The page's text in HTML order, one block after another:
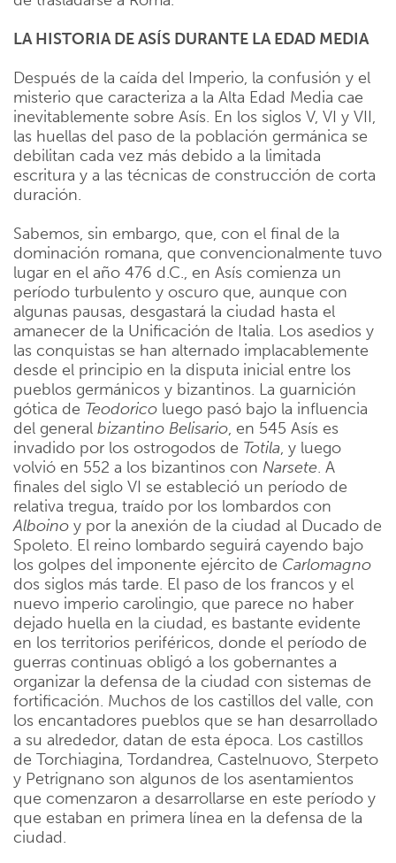
LA HISTORIA DE ASÍS DURANTE LA EDAD MEDIA
Después de la caída del Imperio, la confusión y el
misterio que caracteriza a la Alta Edad Media cae
inevitablemente sobre Asís. En los siglos V, VI y VII,
las huellas del paso de la población germánica se
debilitan cada vez más debido a la limitada
escritura y a las técnicas de construcción de corta
duración.
Sabemos, sin embargo, que, con el final de la
dominación romana, que convencionalmente tuvo
lugar en el año 476 d.C., en Asís comienza un
período turbulento y oscuro que, aunque con
algunas pausas, desgastará la ciudad hasta el
amanecer de la Unificación de Italia. Los asedios y
las conquistas se han alternado implacablemente
desde el principio en la disputa inicial entre los
pueblos germánicos y bizantinos. La guarnición
gótica de Teodorico luego pasó bajo la influencia
del general bizantino Belisario, en 545 Asís es
invadido por los ostrogodos de Totila, y luego
volvió en 552 a los bizantinos con Narsete. A
finales del siglo VI se estableció un período de
relativa tregua, traído por los lombardos con
Alboino y por la anexión de la ciudad al Ducado de
Spoleto. El reino lombardo seguirá cayendo bajo
los golpes del imponente ejército de Carlomagno
dos siglos más tarde. El paso de los francos y el
nuevo imperio carolingio, que parece no haber
dejado huella en la ciudad, es bastante evidente
en los territorios periféricos, donde el período de
guerras continuas obligó a los gobernantes a
organizar la defensa de la ciudad con sistemas de
fortificación. Muchos de los castillos del valle, con
los encantadores pueblos que se han desarrollado
a su alrededor, datan de esta época. Los castillos
de Torchiagina, Tordandrea, Castelnuovo, Sterpeto
y Petrignano son algunos de los asentamientos
que comenzaron a desarrollarse en este período y
que estaban en primera línea en la defensa de la
ciudad.